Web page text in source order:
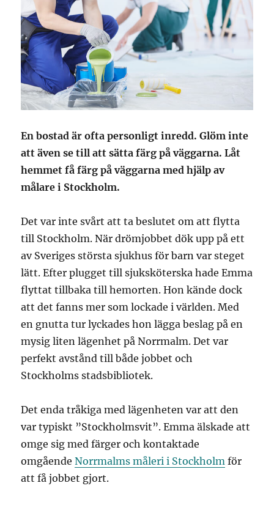
En bostad är ofta personligt inredd. Glöm inte
att även se till att sätta färg på väggarna. Låt
hemmet få färg på väggarna med hjälp av
målare i Stockholm.
Det var inte svårt att ta beslutet om att flytta
till Stockholm. När drömjobbet dök upp på ett
av Sveriges största sjukhus för barn var steget
lätt. Efter plugget till sjuksköterska hade Emma
flyttat tillbaka till hemorten. Hon kände dock
att det fanns mer som lockade i världen. Med
en gnutta tur lyckades hon lägga beslag på en
mysig liten lägenhet på Norrmalm. Det var
perfekt avstånd till både jobbet och
Stockholms stadsbibliotek.
Det enda tråkiga med lägenheten var att den
var typiskt ”Stockholmsvit”. Emma älskade att
omge sig med färger och kontaktade
omgåendeNorrmalms måleri i Stockholm för
att få jobbet gjort.